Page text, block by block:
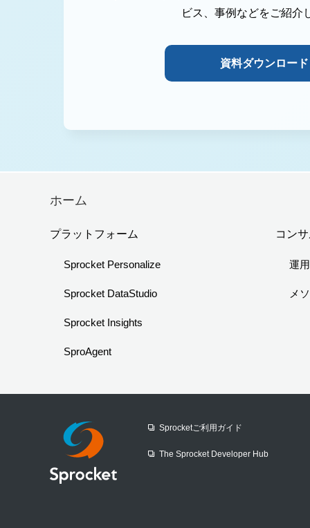
ビス、事例などをご紹介
資料ダウンロード
ホーム
プラットフォーム
Sprocket Personalize
Sprocket DataStudio
Sprocket Insights
SproAgent
コン
運
メ
Sprocketご利用ガイド
The Sprocket Developer Hub